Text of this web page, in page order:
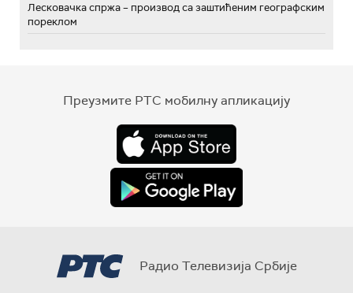
Лесковачка спржа – производ са заштићеним географским
пореклом
Преузмите РТС мобилну апликацију
Радио Телевизија Србије